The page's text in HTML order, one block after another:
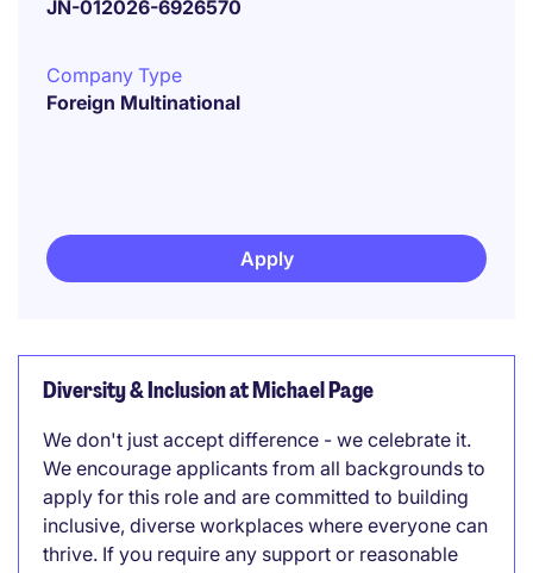
JN-012026-6926570
Company Type
Foreign Multinational
Apply
Diversity & Inclusion at Michael Page
We don't just accept difference - we celebrate it.
We encourage applicants from all backgrounds to
apply for this role and are committed to building
inclusive, diverse workplaces where everyone can
thrive. If you require any support or reasonable